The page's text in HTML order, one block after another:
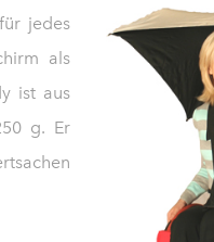
jedes
als
ist aus
g. Er